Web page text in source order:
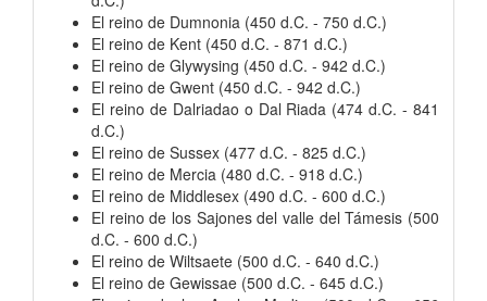
El reino de Dumnonia (450 d.C. - 750 d.C.)
El reino de Kent (450 d.C. - 871 d.C.)
El reino de Glywysing (450 d.C. - 942 d.C.)
El reino de Gwent (450 d.C. - 942 d.C.)
El reino de Dalriadao o Dal Riada (474 d.C. - 841
d.C.)
El reino de Sussex (477 d.C. - 825 d.C.)
El reino de Mercia (480 d.C. - 918 d.C.)
El reino de Middlesex (490 d.C. - 600 d.C.)
El reino de los Sajones del valle del Támesis (500
d.C. - 600 d.C.)
El reino de Wiltsaete (500 d.C. - 640 d.C.)
El reino de Gewissae (500 d.C. - 645 d.C.)